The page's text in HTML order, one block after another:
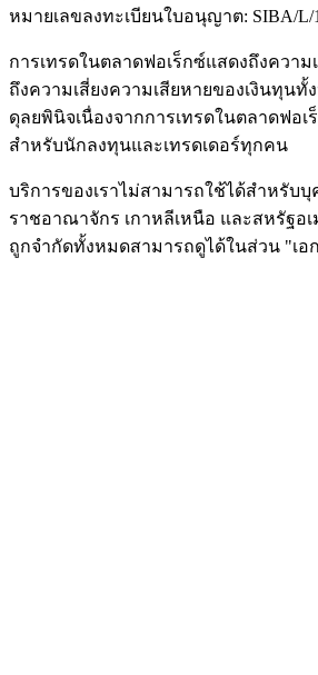
หมายเลขลงทะเบียนใบอนุญาต: SIBA/L/
การเทรดในตลาดฟอเร็กซ์แสดงถึงความ
ถึงความเสี่ยงความเสียหายของเงินทุน
ดุลยพินิจเนื่องจากการเทรดในตลาดฟอเ
สำหรับนักลงทุนและเทรดเดอร์ทุกคน
บริการของเราไม่สามารถใช้ได้สำหรับ
ราชอาณาจักร เกาหลีเหนือ และสหรัฐอ
ถูกจำกัดทั้งหมดสามารถดูได้ในส่วน "เอ